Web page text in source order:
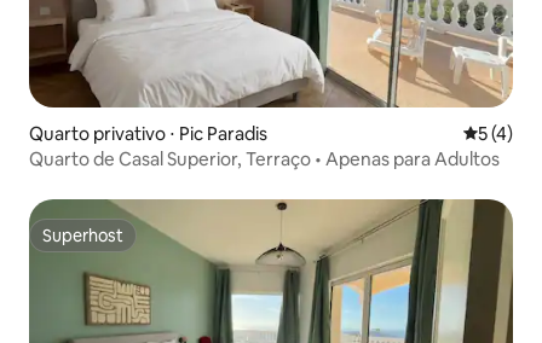
Quarto privativo ⋅ Pic Paradis 5 de
5 (4)
Quarto de Casal Superior, Terraço • Apenas para Adultos
Superhost
Superhost